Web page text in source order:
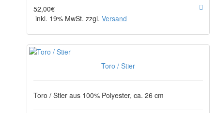
52,00€
inkl. 19% MwSt. zzgl. Versand
Toro / Stier
Toro / Stier aus 100% Polyester, ca. 26 cm